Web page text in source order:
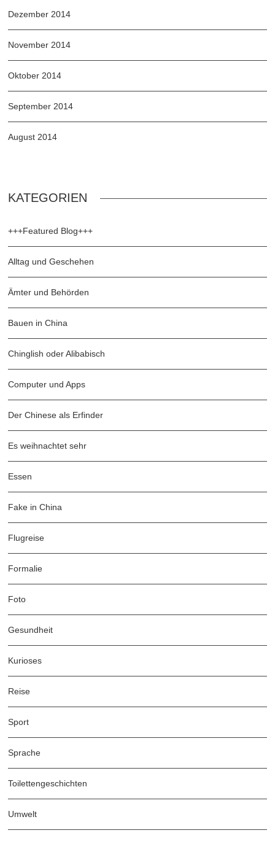
Dezember 2014
November 2014
Oktober 2014
September 2014
August 2014
KATEGORIEN
+++Featured Blog+++
Alltag und Geschehen
Ämter und Behörden
Bauen in China
Chinglish oder Alibabisch
Computer und Apps
Der Chinese als Erfinder
Es weihnachtet sehr
Essen
Fake in China
Flugreise
Formalie
Foto
Gesundheit
Kurioses
Reise
Sport
Sprache
Toilettengeschichten
Umwelt